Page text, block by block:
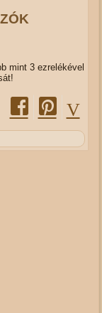
mint 3 ezrelékével